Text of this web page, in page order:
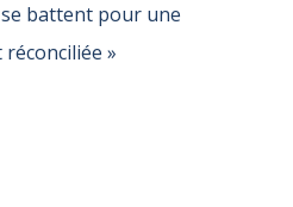
se battent pour une
»